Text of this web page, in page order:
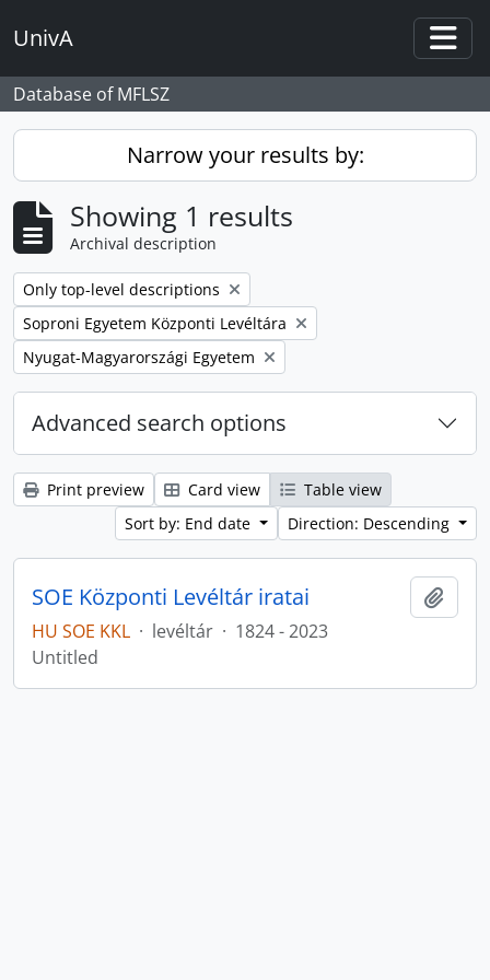
UnivA
Database of MFLSZ
Narrow your results by:
Showing 1 results
Archival description
Remove filter:
Only top-level descriptions
Remove filter:
Soproni Egyetem Központi Levéltára
Remove filter:
Nyugat-Magyarországi Egyetem
Advanced search options
Print preview Card view
Table view
Sort by: End date
Direction: Descending
SOE Központi Levéltár iratai
HU SOE KKL · levéltár · 1824 - 2023
Untitled